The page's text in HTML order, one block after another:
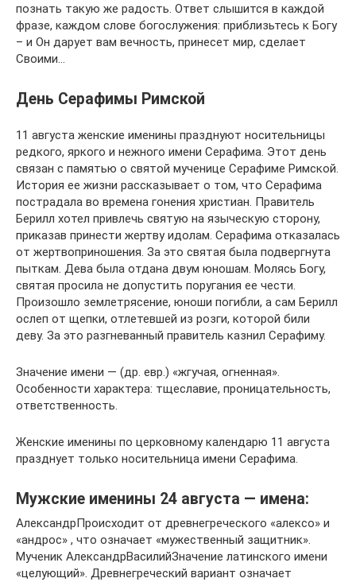
познать такую же радость. Ответ слышится в каждой
фразе, каждом слове богослужения: приблизьтесь к Богу
– и Он дарует вам вечность, принесет мир, сделает
Своими…
День Серафимы Римской
11 августа женские именины празднуют носительницы
редкого, яркого и нежного имени Серафима. Этот день
связан с памятью о святой мученице Серафиме Римской.
История ее жизни рассказывает о том, что Серафима
пострадала во времена гонения христиан. Правитель
Берилл хотел привлечь святую на языческую сторону,
приказав принести жертву идолам. Серафима отказалась
от жертвоприношения. За это святая была подвергнута
пыткам. Дева была отдана двум юношам. Молясь Богу,
святая просила не допустить поругания ее чести.
Произошло землетрясение, юноши погибли, а сам Берилл
ослеп от щепки, отлетевшей из розги, которой били
деву. За это разгневанный правитель казнил Серафиму.
Значение имени — (др. евр.) «жгучая, огненная».
Особенности характера: тщеславие, проницательность,
ответственность.
Женские именины по церковному календарю 11 августа
празднует только носительница имени Серафима.
Мужские именины 24 августа — имена:
АлександрПроисходит от древнегреческого «алексо» и
«андрос» , что означает «мужественный защитник».
Мученик АлександрВасилийЗначение латинского имени
«целующий». Древнегреческий вариант означает